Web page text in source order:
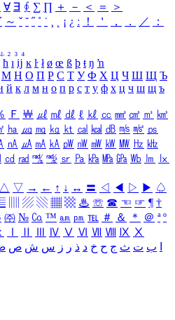
∀ ∃ ∮ ∑ ∏ ＋ － ＜ ＝
＞
´ ～ ˇ ˘ ˝ ˚ ˙ ¸ ¡ ¿ ː ！ ＇ ， ． ／
：
₁ ₂ ₃ ₄
ħ ı ĳ ĸ ŀ ł ø œ ß þ ŧ ŋ ŉ
М Н О П Р С Т У Ф Х Ц Ч Ш Щ Ъ
й к л м н о п р с т у ф х ц ч ш щ ъ
Ｆ ￦ ㎕ ㎖ ㎗ ℓ ㎘ ㏄ ㎣ ㎤ ㎥ ㎦
㏊ ㎍ ㎎ ㎏ ㏏ ㎈ ㎉ ㏈ ㎧ ㎨ ㎰
㎁ ㎂ ㎃ ㎄ ㎺ ㎻ ㎽ ㎾ ㎿ ㎐ ㎑
㏅ ㎭ ㎮ ㎯ ㏛ ㎩ ㎪ ㎫ ㎬ ㏝ ㏐
㏓
△ ▽ → ← ↑ ↓ ↔ 〓 ◁ ◀ ▷ ▶ ♤
▨ ▧ ▦ ▩ ♨ ☏ ☎ ☜ ☞ ¶ †
㈜ № ㏇ ™ ㏂ ㏘ ℡ ＃ ＆ ＊ ＠ ª º
Ⅳ Ⅴ Ⅵ Ⅶ Ⅷ Ⅸ Ⅹ
ب ت ث ج ح خ د ذ ر ز س ش ص